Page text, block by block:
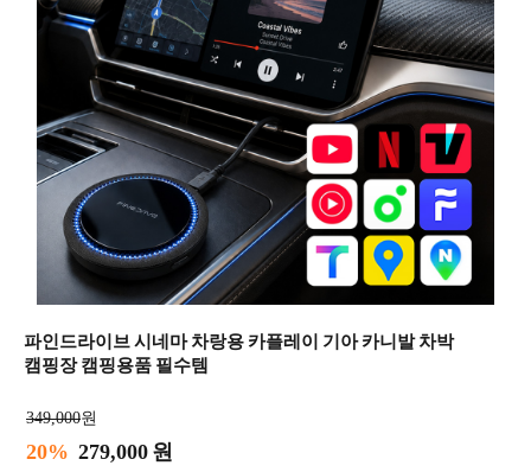
파인드라이브 시네마 차랑용 카플레이 기아 카니발 차박
캠핑장 캠핑용품 필수템
349,000원
20% 279,000 원